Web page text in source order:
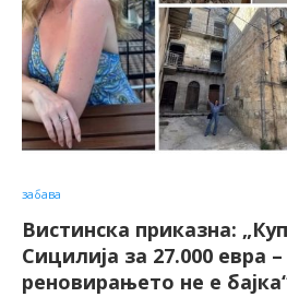
забава
Вистинска приказна:
Сицилија за 27.000 евра
реновирањето не е